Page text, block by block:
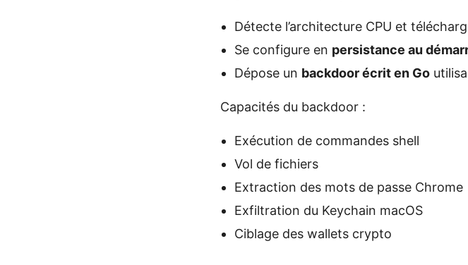
Détecte l’architecture CPU et
Se configure en persistance au
Dépose un backdoor écrit en Go
Capacités du backdoor :
Exécution de commandes shell
Vol de fichiers
Extraction des mots de passe Chrome
Exfiltration du Keychain macOS
Ciblage des wallets crypto